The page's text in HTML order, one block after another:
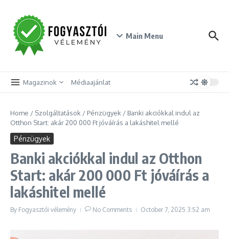
Main Menu
Magazinok Médiaajánlat
Home / Szolgáltatások / Pénzügyek / Banki akciókkal indul az
Otthon Start: akár 200 000 Ft jóváírás a lakáshitel mellé
Pénzügyek
Banki akciókkal indul az Otthon
Start: akár 200 000 Ft jóváírás a
lakáshitel mellé
By Fogyasztói vélemény No Comments October 7, 2025 3:52 am